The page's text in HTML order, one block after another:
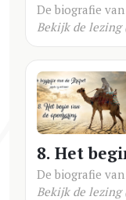
De biografie
Bekijk de lezing
8. Het
De biografie
Bekijk de lezing